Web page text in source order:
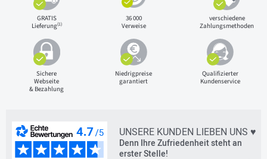
GRATIS
Lieferung(1)
36 000
Verweise
verschiedene
Zahlungsmethoden
Sichere
Webseite
& Bezahlung
Niedrigpreise
garantiert
Qualifizierter
Kundenservice
UNSERE KUNDEN LIEBEN UNS ♥
Denn Ihre Zufriedenheit steht an
erster Stelle!